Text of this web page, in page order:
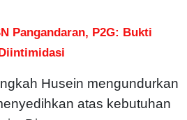
Pangandaran, P2G: Bukti
Husein mengundurkan
atas kebutuhan